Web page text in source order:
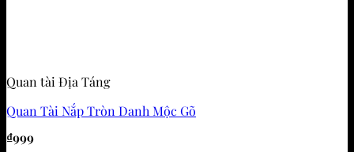
Quan tài Địa Táng
Quan Tài Nắp Tròn Danh Mộc Gõ
₫999